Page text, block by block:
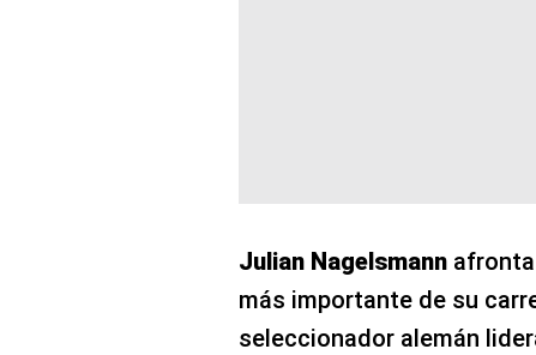
Julian Nagelsmannafronta
más importante de su
seleccionador alemán